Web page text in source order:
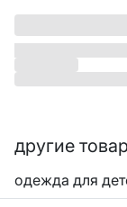
другие
одежда для